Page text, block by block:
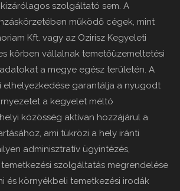
szolgáltató sem. A
működő cégek, mint
Kft. vagy az Ozirisz Kegyeleti
körben vállalnak temetőüzemeltetési
a megye egész területén. A
elhelyezkedése garantálja a nyugodt
a kegyelet méltó
közösség aktívan hozzájárul a
ami tükrözi a hely iránti
adminisztratív ügyintézés,
szolgáltatás megrendelése
és környékbeli temetkezési irodák